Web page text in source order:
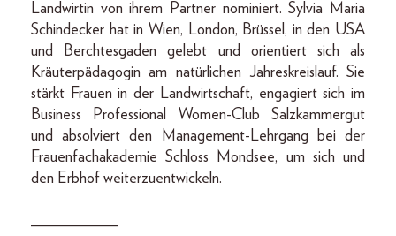
Landwirtin von ihrem Partner nominiert. Sylvia Maria
Schindecker hat in Wien, London, Brüssel, in den USA
und Berchtesgaden gelebt und orientiert sich als
Kräuterpädagogin am natürlichen Jahreskreislauf. Sie
stärkt Frauen in der Landwirtschaft, engagiert sich im
Business Professional Women-Club Salzkammergut
und absolviert den Management-Lehrgang bei der
Frauenfachakademie Schloss Mondsee, um sich und
den Erbhof weiterzuentwickeln.
___________